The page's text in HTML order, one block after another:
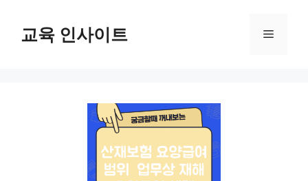
교육 인사이트 메